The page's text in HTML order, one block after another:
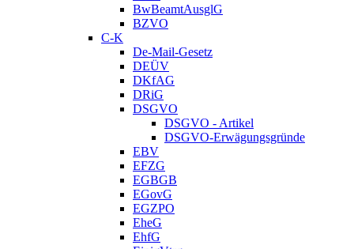
BwBeamtAusglG
BZVO
C-K
De-Mail-Gesetz
DEÜV
DKfAG
DRiG
DSGVO
DSGVO - Artikel
DSGVO-Erwägungsgründe
EBV
EFZG
EGBGB
EGovG
EGZPO
EheG
EhfG